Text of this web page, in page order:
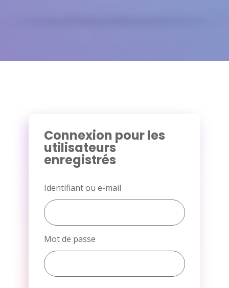
Connexion pour les
utilisateurs
enregistrés
Identifiant ou e-mail
Mot de passe